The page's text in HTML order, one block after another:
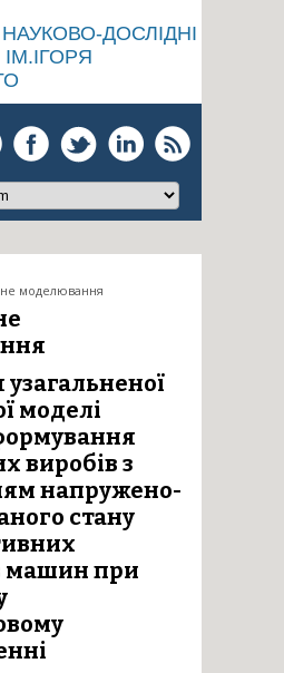
ДОСЛІДНІ
моделювання
моделі
виробів з
напружено-
стану
машин при